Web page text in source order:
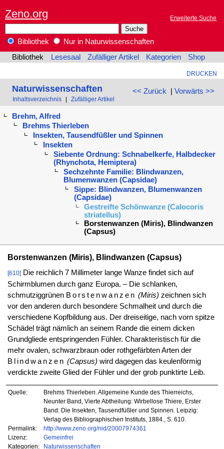
Zeno.org Erweiterte Suche
Bibliothek
Nur in Naturwissenschaften
Bibliothek
Lesesaal Zufälliger Artikel Kategorien Shop
DRUCKEN
<< Zurück | Vorwärts >>
Naturwissenschaften
Inhaltsverzeichnis Zufälliger Artikel
Brehm, Alfred
Brehms Thierleben
Insekten, Tausendfüßler und Spinnen
Insekten
Siebente Ordnung: Schnabelkerfe, Halbdecker
(Rhynchota, Hemiptera)
Sechzehnte Familie: Blindwanzen,
Blumenwanzen (Capsidae)
Sippe: Blindwanzen, Blumenwanzen
(Capsidae)
Gestreifte Schönwanze (Calocoris
striatellus)
Borstenwanzen (Miris), Blindwanzen
(Capsus)
Borstenwanzen (Miris), Blindwanzen (Capsus)
[610]Die reichlich 7 Millimeter lange Wanze findet sich auf
Schirmblumen durch ganz Europa. – Die schlanken,
schmutziggrünen Borstenwanzen (Miris) zeichnen sich
vor den anderen durch besondere Schmalheit und durch die
verschiedene Kopfbildung aus. Der dreiseitige, nach vorn spitze
Schädel trägt nämlich an seinem Rande die einem dicken
Grundgliede entspringenden Fühler. Charakteristisch für die
mehr ovalen, schwarzbraun oder rothgefärbten Arten der
Blindwanzen (Capsus) wird dagegen das keulenförmig
verdickte zweite Glied der Fühler und der grob punktirte Leib.
Quelle:
Brehms Thierleben. Allgemeine Kunde des Thierreichs,
Neunter Band, Vierte Abtheilung: Wirbellose Thiere, Erster
Band: Die Insekten, Tausendfüßler und Spinnen. Leipzig:
Verlag des Bibliographischen Instituts, 1884., S. 610.
Permalink:
http://www.zeno.org/nid/20007974361
Lizenz:
Gemeinfrei
Kategorien:
Naturwissenschaften